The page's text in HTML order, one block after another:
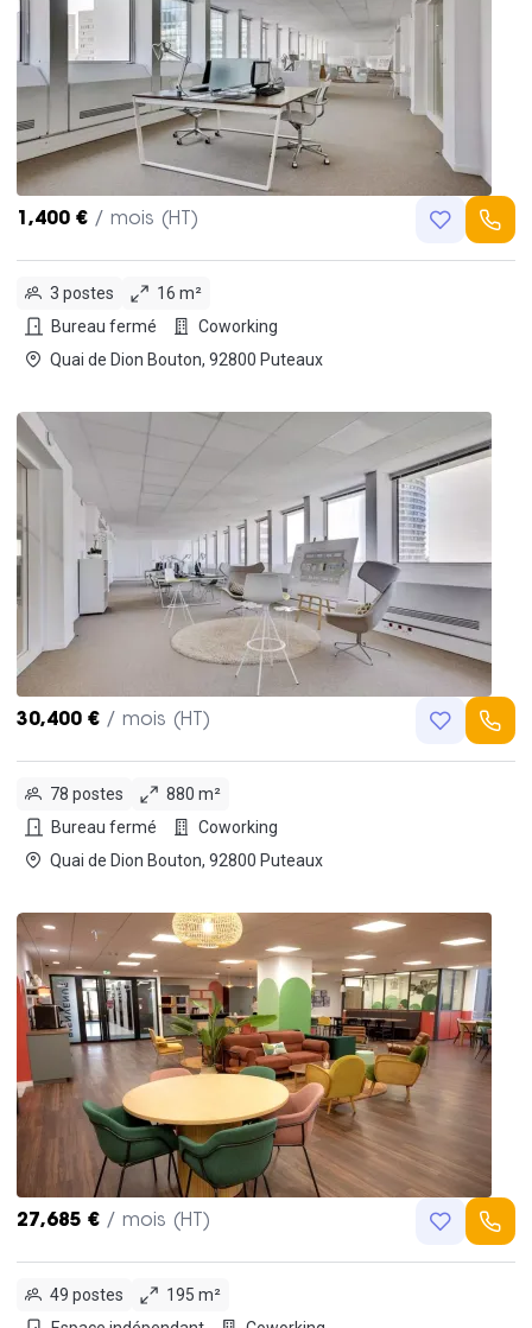
1,400 € / mois (HT)
3 postes
16 m²
Bureau fermé
Coworking
Quai de Dion Bouton, 92800 Puteaux
30,400 € / mois (HT)
78 postes
880 m²
Bureau fermé
Coworking
Quai de Dion Bouton, 92800 Puteaux
27,685 € / mois (HT)
49 postes
195 m²